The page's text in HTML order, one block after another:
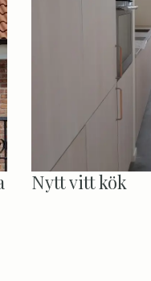
Nytt vitt kök